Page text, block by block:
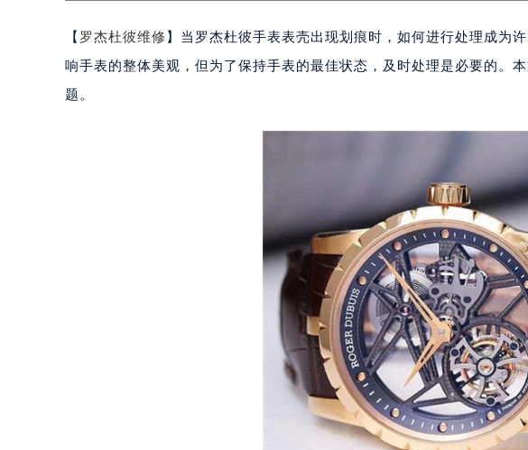
绍兴市越城区胜利东路379号世茂天际中心写字楼8层
嘉兴市南湖区广益路705号嘉兴世界贸易中心写字楼A座
广州市天河区天河路230号万菱汇国际中心写字楼A塔7
广州市越秀区环市东路371-375号世界贸易中心大厦南
深圳市罗湖区深南东路5001号华润大厦写字楼17层
惠州市惠城区江北文昌一路7号华贸大厦写字楼1座30层
厦门市思明区湖滨东路95号华润大厦写字楼B座11层
福州市鼓楼区五四路128-1号恒力城写字楼15层03室（
成都市锦江区人民东路6号SAC东原中心写字楼24层
重庆市江北区观音桥步行街2号融恒时代广场写字楼9层
长沙市芙蓉区定王台街道建湘路393号世茂环球金融中
郑州市二七区铭功路10号华润大厦写字楼29层2905室（
太原市迎泽区解放路15号亨得利名表服务中心（品牌授
沈阳市沈河区中街路137号亨得利名表服务中心（品牌
沈阳市沈河区中街路83号亨得利名表服务中心（品牌授
【 罗杰杜彼维修 】当罗杰杜彼手表表壳出现划痕时，如何进行处理成为
响手表的整体美观，但为了保持手表的最佳状态，及时处理是必要的。
题。